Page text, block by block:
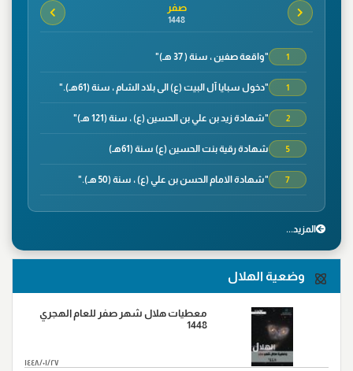
صفر
1448
1 "واقعة صفين ، سنة ( 37 هـ)"
1 "دخول سبايا آل البيت (ع) الى بلاد الشام ، سنة (61هـ)."
2 "شهادة زيد بن علي بن الحسين (ع) ، سنة (121 هـ)"
5 شهادة رقية بنت الحسين (ع) سنة (61هـ)
7 "شهادة الامام الحسن بن علي (ع) ، سنة (50 هـ)."
8 "وفاة الصحابي الجليل سلمان الفارسي ، سنة(35هـ)"
معركة صفين"
9 "واقعة نهروان ، سنة(38هـ)"
14 "شهادة محمد بن ابي بكر ،سنة(38هـ)"
رواية"
المزید...
وضعية الهلال
معطيات هلال شهر صفر للعام الهجري
1448
١٤٤٨/٠١/٢٧